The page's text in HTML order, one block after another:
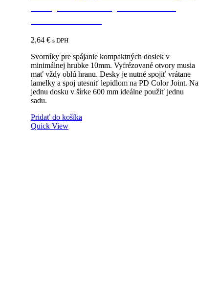
2,64 € s DPH
Svorníky pre spájanie kompaktných dosiek v
minimálnej hrubke 10mm. Vyfrézované otvory musia
mať vždy oblú hranu. Desky je nutné spojiť vrátane
lamelky a spoj utesniť lepidlom na PD Color Joint. Na
jednu dosku v šírke 600 mm ideálne použiť jednu
sadu.
Pridať do košíka
Quick View